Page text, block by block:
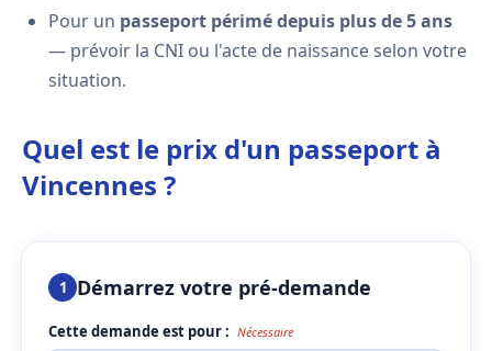
Pour un passeport périmé depuis plus de 5 ans
— prévoir la CNI ou l'acte de naissance selon votre
situation.
Quel est le prix d'un passeport à
Vincennes ?
1 Démarrez votre pré-demande
Cette demande est pour : Nécessaire